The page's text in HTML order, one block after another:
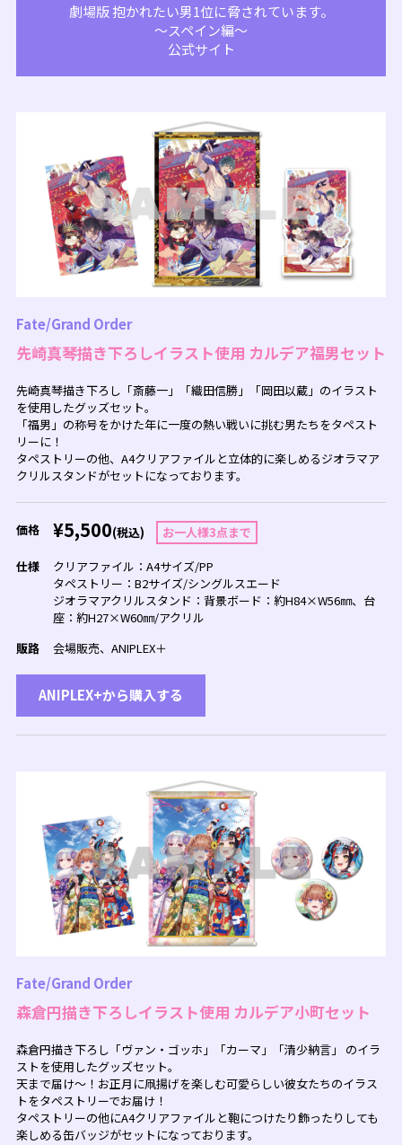
劇場版 抱かれたい男1位に脅されています。
～スペイン編～
公式サイト
Fate/Grand Order
先崎真琴描き下ろしイラスト使用 カルデア福男セット
先崎真琴描き下ろし「斎藤一」「織田信勝」「岡田以蔵」のイラスト
を使用したグッズセット。
「福男」の称号をかけた年に一度の熱い戦いに挑む男たちをタペスト
リーに！
タペストリーの他、A4クリアファイルと立体的に楽しめるジオラマア
クリルスタンドがセットになっております。
価格 ¥5,500(税込)
お一人様3点まで
仕様
クリアファイル：A4サイズ/PP
タペストリー：B2サイズ/シングルスエード
ジオラマアクリルスタンド：背景ボード：約H84×W56㎜、台
座：約H27×W60㎜/アクリル
販路
会場販売、ANIPLEX＋
ANIPLEX+から購入する
Fate/Grand Order
森倉円描き下ろしイラスト使用 カルデア小町セット
森倉円描き下ろし「ヴァン・ゴッホ」「カーマ」「清少納言」 のイラ
ストを使用したグッズセット。
天まで届け～！お正月に凧揚げを楽しむ可愛らしい彼女たちのイラス
トをタペストリーでお届け！
タペストリーの他にA4クリアファイルと鞄につけたり飾ったりしても
楽しめる缶バッジがセットになっております。